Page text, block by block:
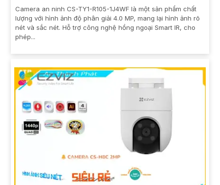
Camera an ninh CS-TY1-R105-1J4WF là một sản phẩm chất
lượng với hình ảnh độ phân giải 4.0 MP, mang lại hình ảnh rõ
nét và sắc nét. Hỗ trợ công nghệ hồng ngoại Smart IR, cho
phép...